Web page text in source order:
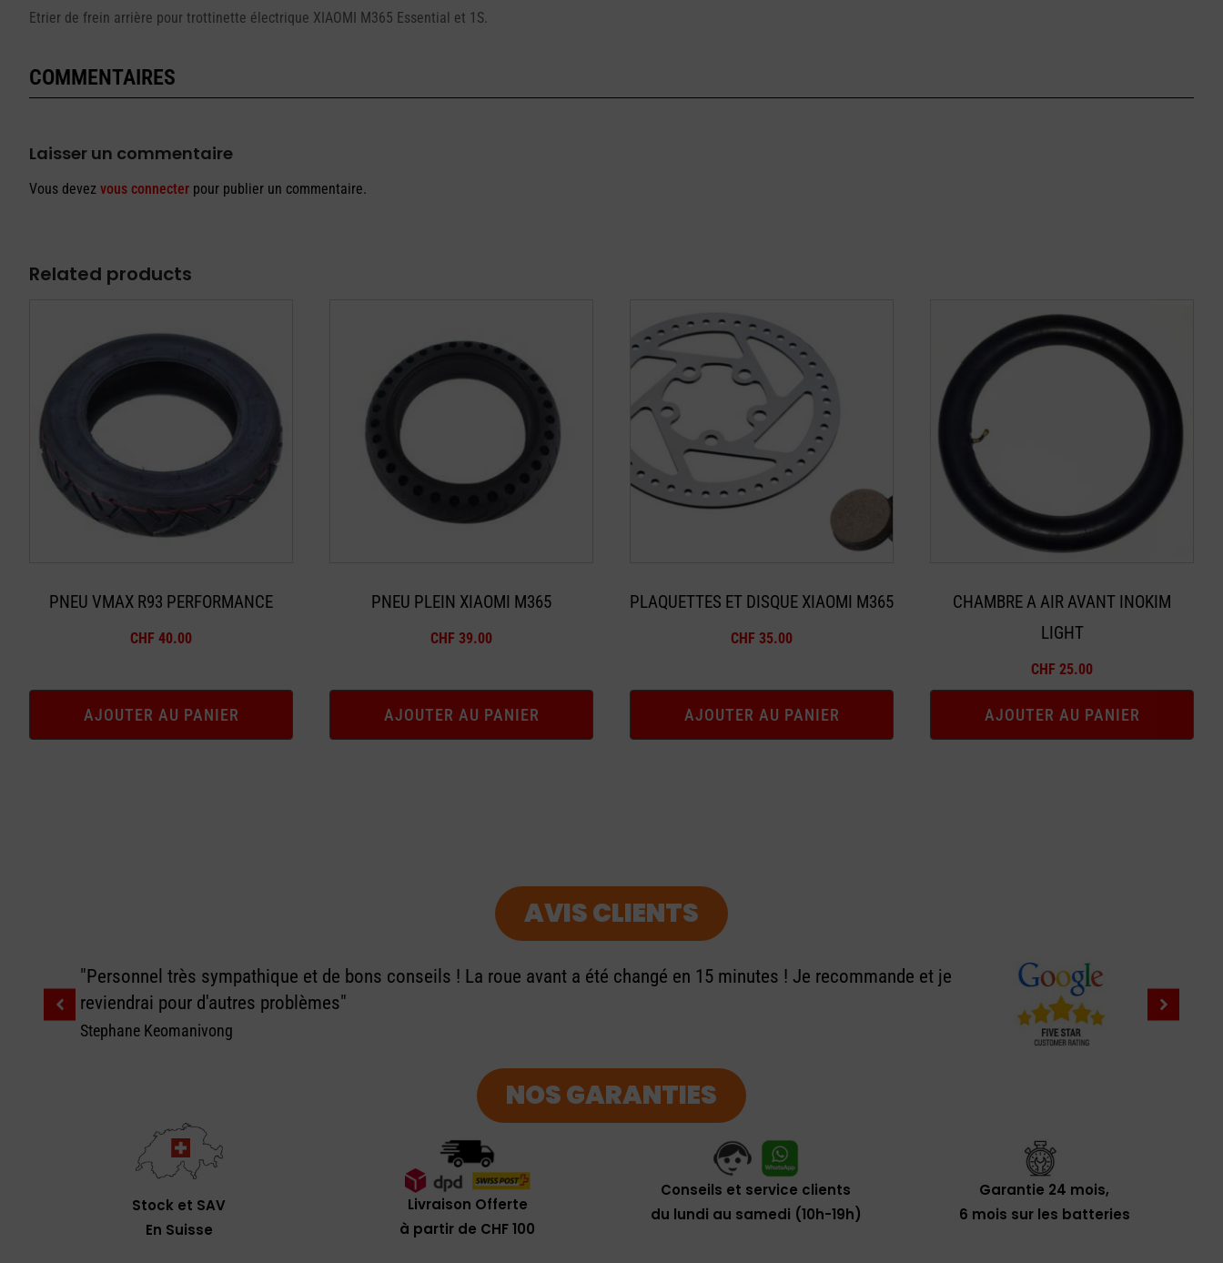
Etrier de frein arrière pour trottinette électrique XIAOMI M365 Essential et 1S.
COMMENTAIRES
Laisser un commentaire
Vous devez vous connecter pour publier un commentaire.
Related products
PNEU VMAX R93 PERFORMANCE
CHF 40.00
AJOUTER AU PANIER
PNEU PLEIN XIAOMI M365
CHF 39.00
AJOUTER AU PANIER
PLAQUETTES ET DISQUE XIAOMI M365
CHF 35.00
AJOUTER AU PANIER
CHAMBRE A AIR AVANT INOKIM
LIGHT
CHF 25.00
AJOUTER AU PANIER
AVIS CLIENTS
"Personnel très sympathique et de bons conseils ! La roue avant a été changé en 15 minutes ! Je recommande et je
reviendrai pour d'autres problèmes"
Stephane Keomanivong
NOS GARANTIES
Stock et SAV
En Suisse
Livraison Offerte
à partir de CHF 100
Conseils et service clients
du lundi au samedi (10h-19h)
Garantie 24 mois,
6 mois sur les batteries